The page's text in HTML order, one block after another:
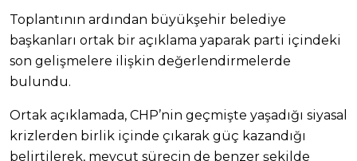
Toplantının ardından büyükşehir belediye
başkanları ortak bir açıklama yaparak parti içindeki
son gelişmelere ilişkin değerlendirmelerde
bulundu.
Ortak açıklamada, CHP’nin geçmişte yaşadığı siyasal
krizlerden birlik içinde çıkarak güç kazandığı
belirtilerek, mevcut sürecin de benzer şekilde